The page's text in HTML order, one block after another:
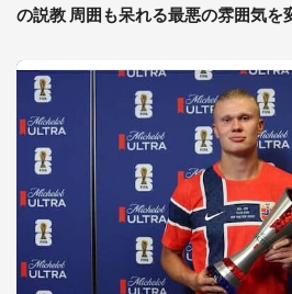
の説教 周囲も呆れる最悪の雰囲気を